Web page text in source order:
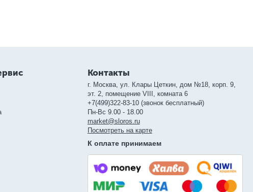
Контакты
г. Москва, ул. Клары Цеткин, дом №18, корп. 9,
эт. 2, помещение VIII, комната 6
+7(499)322-83-10 (звонок бесплатный)
Пн-Вс 9.00 - 18.00
market@sloros.ru
Посмотреть на карте
К оплате принимаем